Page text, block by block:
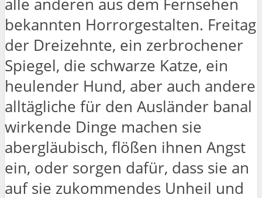
alle anderen aus dem Fernsehen
bekannten Horrorgestalten. Freitag
der Dreizehnte, ein zerbrochener
Spiegel, die schwarze Katze, ein
heulender Hund, aber auch andere
alltägliche für den Ausländer banal
wirkende Dinge machen sie
abergläubisch, flößen ihnen Angst
ein, oder sorgen dafür, dass sie an
auf sie zukommendes Unheil und